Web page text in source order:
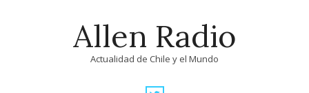
Allen Radio
Actualidad de Chile y el Mundo